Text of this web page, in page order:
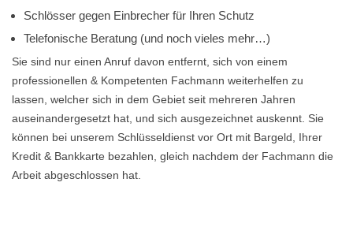
Schlösser gegen Einbrecher für Ihren Schutz
Telefonische Beratung (und noch vieles mehr…)
Sie sind nur einen Anruf davon entfernt, sich von einem
professionellen & Kompetenten Fachmann weiterhelfen zu
lassen, welcher sich in dem Gebiet seit mehreren Jahren
auseinandergesetzt hat, und sich ausgezeichnet auskennt. Sie
können bei unserem Schlüsseldienst vor Ort mit Bargeld, Ihrer
Kredit & Bankkarte bezahlen, gleich nachdem der Fachmann die
Arbeit abgeschlossen hat.